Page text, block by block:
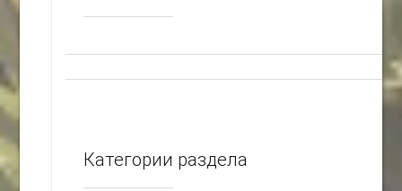
Категории раздела